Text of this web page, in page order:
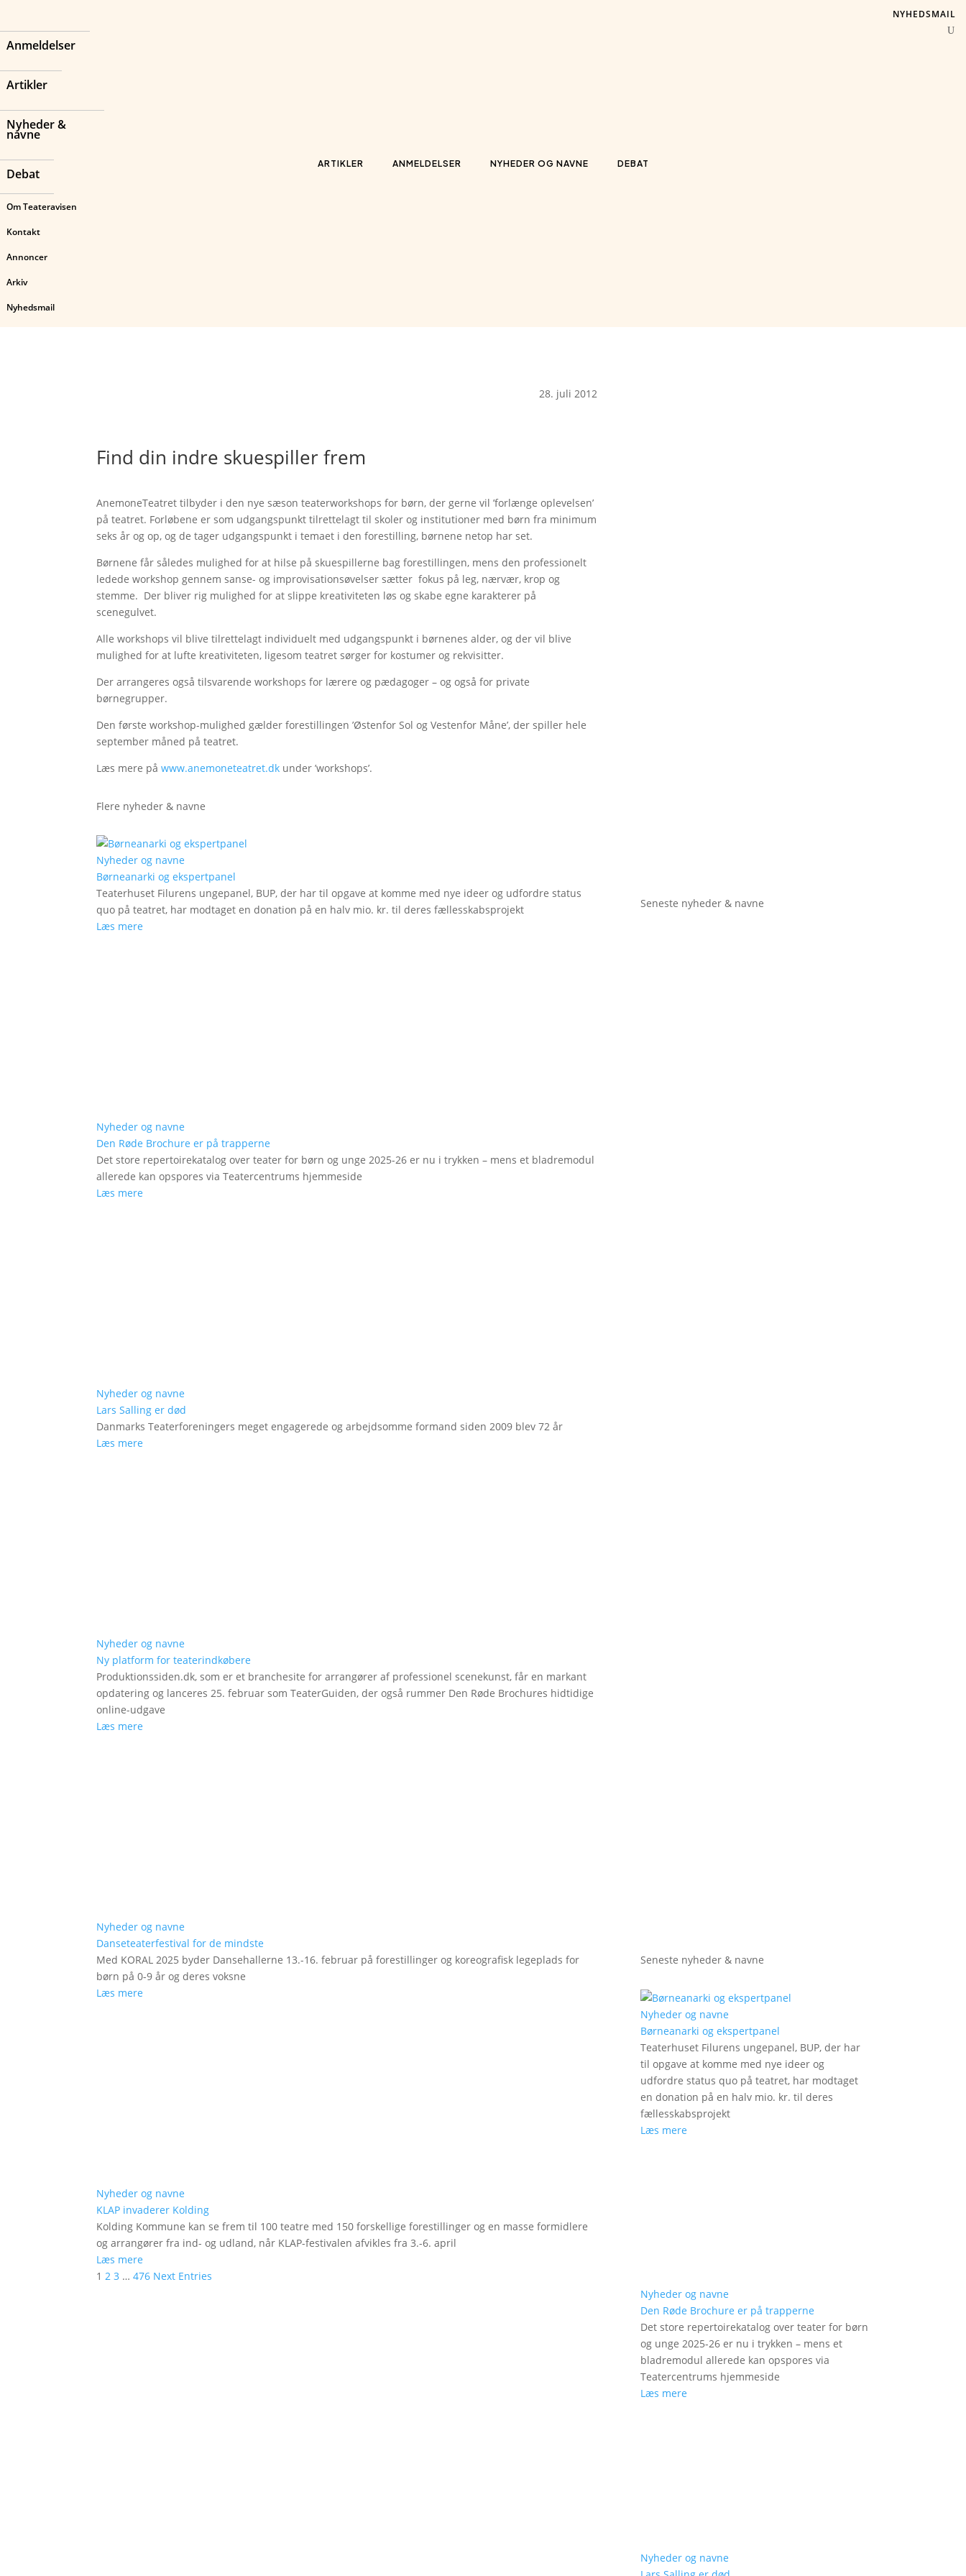
Anmeldelser
Artikler
Nyheder &
navne
Debat
Om Teateravisen
Kontakt
Annoncer
Arkiv
Nyhedsmail
ARTIKLER ANMELDELSER NYHEDER OG NAVNE DEBAT
NYHEDSMAIL
28. juli 2012
Find din indre skuespiller frem
AnemoneTeatret tilbyder i den nye sæson teaterworkshops for børn, der gerne vil ’forlænge oplevelsen’
på teatret. Forløbene er som udgangspunkt tilrettelagt til skoler og institutioner med børn fra minimum
seks år og op, og de tager udgangspunkt i temaet i den forestilling, børnene netop har set.
Børnene får således mulighed for at hilse på skuespillerne bag forestillingen, mens den professionelt
ledede workshop gennem sanse- og improvisationsøvelser sætter fokus på leg, nærvær, krop og
stemme. Der bliver rig mulighed for at slippe kreativiteten løs og skabe egne karakterer på
scenegulvet.
Alle workshops vil blive tilrettelagt individuelt med udgangspunkt i børnenes alder, og der vil blive
mulighed for at lufte kreativiteten, ligesom teatret sørger for kostumer og rekvisitter.
Der arrangeres også tilsvarende workshops for lærere og pædagoger – og også for private
børnegrupper.
Den første workshop-mulighed gælder forestillingen ’Østenfor Sol og Vestenfor Måne’, der spiller hele
september måned på teatret.
Læs mere påwww.anemoneteatret.dk under ’workshops’.
Flere nyheder & navne
Nyheder og navne
Børneanarki og ekspertpanel
Teaterhuset Filurens ungepanel, BUP, der har til opgave at komme med nye ideer og udfordre status
quo på teatret, har modtaget en donation på en halv mio. kr. til deres fællesskabsprojekt
Læs mere
Nyheder og navne
Den Røde Brochure er på trapperne
Det store repertoirekatalog over teater for børn og unge 2025-26 er nu i trykken – mens et bladremodul
allerede kan opspores via Teatercentrums hjemmeside
Læs mere
Nyheder og navne
Lars Salling er død
Danmarks Teaterforeningers meget engagerede og arbejdsomme formand siden 2009 blev 72 år
Læs mere
Nyheder og navne
Ny platform for teaterindkøbere
Produktionssiden.dk, som er et branchesite for arrangører af professionel scenekunst, får en markant
opdatering og lanceres 25. februar som TeaterGuiden, der også rummer Den Røde Brochures hidtidige
online-udgave
Læs mere
Nyheder og navne
Danseteaterfestival for de mindste
Med KORAL 2025 byder Dansehallerne 13.-16. februar på forestillinger og koreografisk legeplads for
børn på 0-9 år og deres voksne
Læs mere
Nyheder og navne
KLAP invaderer Kolding
Kolding Kommune kan se frem til 100 teatre med 150 forskellige forestillinger og en masse formidlere
og arrangører fra ind- og udland, når KLAP-festivalen afvikles fra 3.-6. april
Læs mere
1 2 3 … 476 Next Entries
Seneste nyheder & navne
Seneste nyheder & navne
Nyheder og navne
Børneanarki og ekspertpanel
Teaterhuset Filurens ungepanel, BUP, der har
til opgave at komme med nye ideer og
udfordre status quo på teatret, har modtaget
en donation på en halv mio. kr. til deres
fællesskabsprojekt
Læs mere
Nyheder og navne
Den Røde Brochure er på trapperne
Det store repertoirekatalog over teater for børn
og unge 2025-26 er nu i trykken – mens et
bladremodul allerede kan opspores via
Teatercentrums hjemmeside
Læs mere
Nyheder og navne